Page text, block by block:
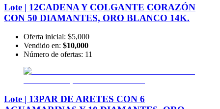
Lote | 12CADENA Y COLGANTE CORAZÓN
CON 50 DIAMANTES, ORO BLANCO 14K.
Oferta inicial: $5,000
Vendido en: $10,000
Número de ofertas: 11
Lote | 13PAR DE ARETES CON 6